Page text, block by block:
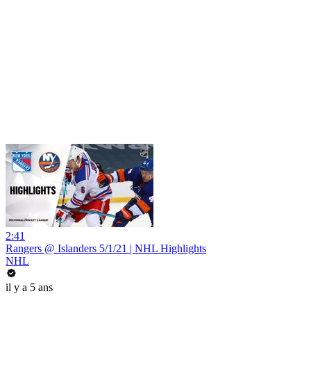
2:41
Rangers @ Islanders 5/1/21 | NHL Highlights
NHL
il y a 5 ans